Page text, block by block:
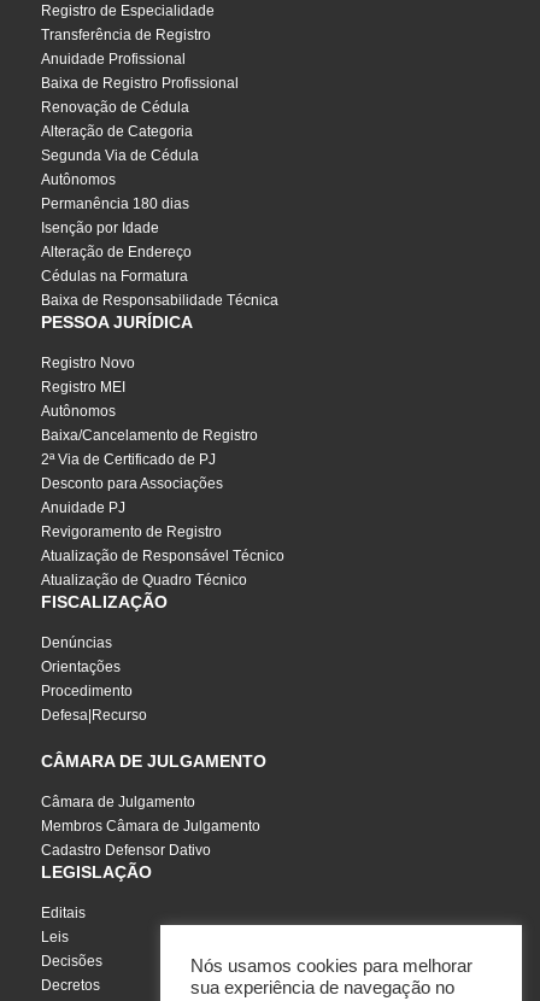
Registro de Especialidade
Transferência de Registro
Anuidade Profissional
Baixa de Registro Profissional
Renovação de Cédula
Alteração de Categoria
Segunda Via de Cédula
Autônomos
Permanência 180 dias
Isenção por Idade
Alteração de Endereço
Cédulas na Formatura
Baixa de Responsabilidade Técnica
PESSOA JURÍDICA
Registro Novo
Registro MEI
Autônomos
Baixa/Cancelamento de Registro
2ª Via de Certificado de PJ
Desconto para Associações
Anuidade PJ
Revigoramento de Registro
Atualização de Responsável Técnico
Atualização de Quadro Técnico
FISCALIZAÇÃO
Denúncias
Orientações
Procedimento
Defesa|Recurso
CÂMARA DE JULGAMENTO
Câmara de Julgamento
Membros Câmara de Julgamento
Cadastro Defensor Dativo
LEGISLAÇÃO
Editais
Leis
Decisões
Decretos
Nós usamos cookies para melhorar
sua experiência de navegação no